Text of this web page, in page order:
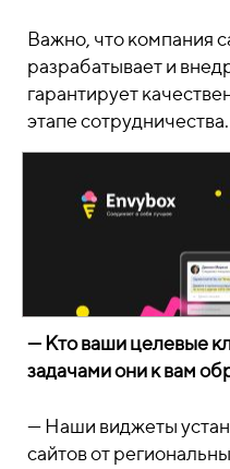
Важно, что компания
разрабатывает и
гарантирует
этапе сотрудничества.
— Кто ваши целевые
задачами они к вам
—Наши виджеты
сайтов от